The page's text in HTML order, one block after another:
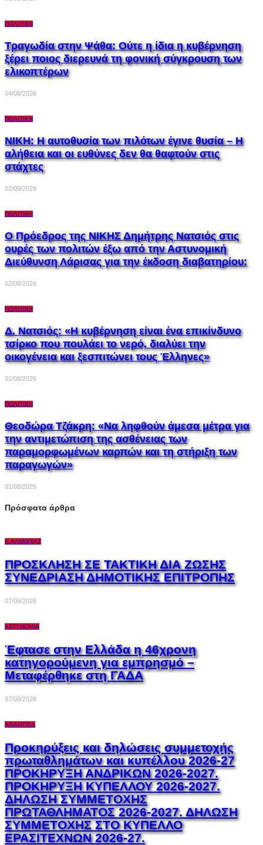
ΠΟΛΙΤΙΚΉ
Τραγωδία στην Ψάθα: Ούτε η ίδια η κυβέρνηση
ξέρει ποιος διερευνά τη φονική σύγκρουση των
ελικοπτέρων
04/08/2026
ΠΟΛΙΤΙΚΉ
ΝΙΚΗ: Η αυτοθυσία των πιλότων έγινε θυσία – Η
αλήθεια και οι ευθύνες δεν θα θαφτούν στις
στάχτες
02/08/2026
ΠΟΛΙΤΙΚΉ
Ο Πρόεδρος της ΝΙΚΗΣ Δημήτρης Νατσιός στις
ουρές των πολιτών έξω από την Αστυνομική
Διεύθυνση Λάρισας για την έκδοση διαβατηρίου:
02/08/2026
ΠΟΛΙΤΙΚΉ
Δ. Νατσιός: «Η κυβέρνηση είναι ένα επικίνδυνο
τσίρκο που πουλάει το νερό, διαλύει την
οικογένεια και ξεσπιτώνει τους Έλληνες»
01/08/2026
ΠΟΛΙΤΙΚΉ
Θεοδώρα Τζάκρη: «Να ληφθούν άμεσα μέτρα για
την αντιμετώπιση της ασθένειας των
παραμορφωμένων καρπών και τη στήριξη των
παραγωγών»
01/08/2026
Πρόσφατα άρθρα
Δ.ΑΛΜΩΠΊΑΣ
ΠΡΟΣΚΛΗΣΗ ΣΕ ΤΑΚΤΙΚΗ ΔΙΑ ΖΩΣΗΣ
ΣΥΝΕΔΡΙΑΣΗ ΔΗΜΟΤΙΚΗΣ ΕΠΙΤΡΟΠΗΣ
07/08/2026
ΑΣΤΥΝΟΜΊΑ
Έφτασε στην Ελλάδα η 46χρονη
κατηγορούμενη για εμπρησμό –
Μεταφέρθηκε στη ΓΑΔΑ
07/08/2026
ΑΘΛΗΤΙΚΆ
Προκηρύξεις και δηλώσεις συμμετοχής
πρωταθλημάτων και κυπέλλου 2026-27
ΠΡΟΚΗΡΥΞΗ ΑΝΔΡΙΚΩΝ 2026-2027.
ΠΡΟΚΗΡΥΞΗ ΚΥΠΕΛΛΟΥ 2026-2027.
ΔΗΛΩΣΗ ΣΥΜΜΕΤΟΧΗΣ
ΠΡΩΤΑΘΛΗΜΑΤΟΣ 2026-2027. ΔΗΛΩΣΗ
ΣΥΜΜΕΤΟΧΗΣ ΣΤΟ ΚΥΠΕΛΛΟ
ΕΡΑΣΙΤΕΧΝΩΝ 2026-27.